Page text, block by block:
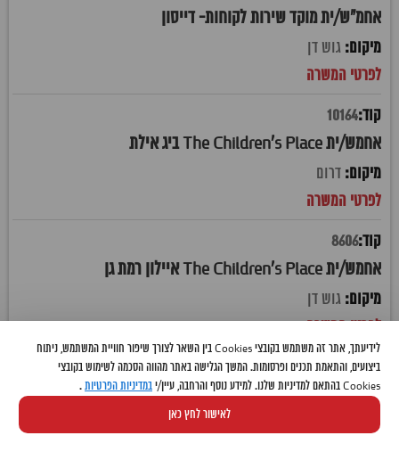
אחמ"ש/ית מוקד שירות לקוחות- דייסון
גוש דן
10164
אחמש/ית The Children's Place ביג אילת
דרום
8606
אחמש/ית The Children's Place איילון רמת גן
גוש דן
10336
אחמש/ית The Children's Place איקאה קריית אתא
לידיעתך, אתר זה משתמש בקובצי Cookies בין השאר לצורך שיפור חוויית המשתמש, ניתוח
ביצועים, והתאמת תכנים ופרסומות. המשך הגלישה באתר מהווה הסכמה לשימוש בקובצי
Cookies בהתאם למדיניות שלנו. למידע נוסף והרחבה, עיין/י
במדיניות הפרטיות .
לאישור לחץ כאן